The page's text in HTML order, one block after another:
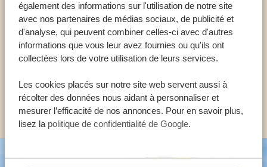
également des informations sur l'utilisation de notre site
avec nos partenaires de médias sociaux, de publicité et
d'analyse, qui peuvent combiner celles-ci avec d'autres
informations que vous leur avez fournies ou qu'ils ont
collectées lors de votre utilisation de leurs services.
Les cookies placés sur notre site web servent aussi à
récolter des données nous aidant à personnaliser et
mesurer l’efficacité de nos annonces. Pour en savoir plus,
lisez la politique de confidentialité de Google.
NOS SPÉCIALISTES SONT LÀ POUR VOUS
AIDER
AUTRES PAYS